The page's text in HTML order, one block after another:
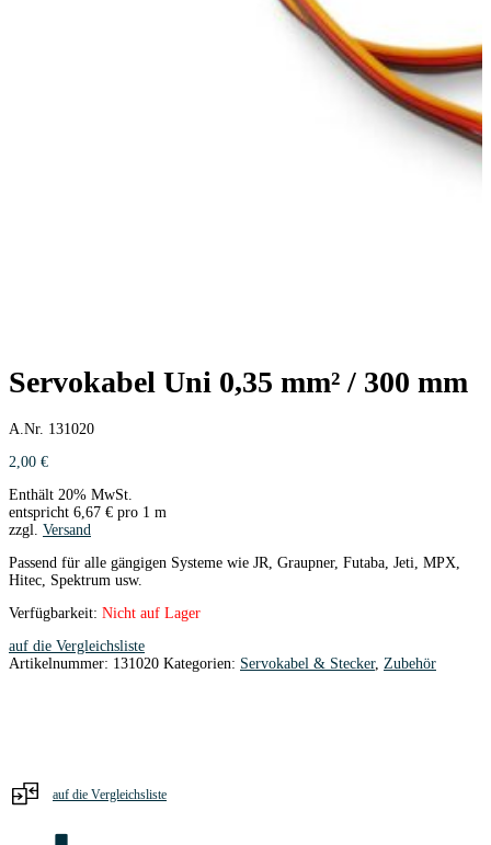
Servokabel Uni 0,35 mm² / 300 mm
A.Nr. 131020
2,00 €
Enthält 20% MwSt.
entspricht 6,67 € pro 1 m
zzgl. Versand
Passend für alle gängigen Systeme wie JR, Graupner, Futaba, Jeti, MPX,
Hitec, Spektrum usw.
Verfügbarkeit: Nicht auf Lager
auf die Vergleichsliste
Artikelnummer: 131020 Kategorien: Servokabel & Stecker, Zubehör
auf die Vergleichsliste